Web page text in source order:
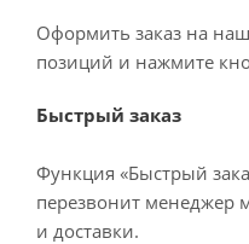
Оформить заказ на
позиций и нажмите
Быстрый заказ
Функция «Быстрый
перезвонит менеджер
и доставки.